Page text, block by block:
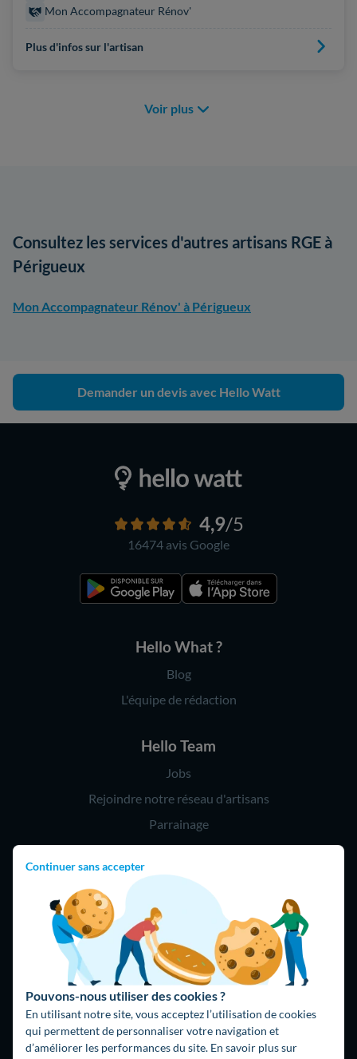
Continuer sans accepter
Pouvons-nous utiliser des cookies ?
En utilisant notre site, vous acceptez l’utilisation de cookies
qui permettent de personnaliser votre navigation et
d’améliorer les performances du site. En savoir plus sur
Mon Accompagnateur Rénov'
Plus d'infos sur l'artisan
Voir plus
Consultez les services d'autres artisans RGE à
Périgueux
Mon Accompagnateur Rénov' à Périgueux
Demander un devis avec Hello Watt
4,9/5
16474 avis Google
Hello What ?
Blog
L'équipe de rédaction
Hello Team
Jobs
Rejoindre notre réseau d'artisans
Parrainage
Hello !
09 75 18 60 60
(8h-21h)
75018 Paris